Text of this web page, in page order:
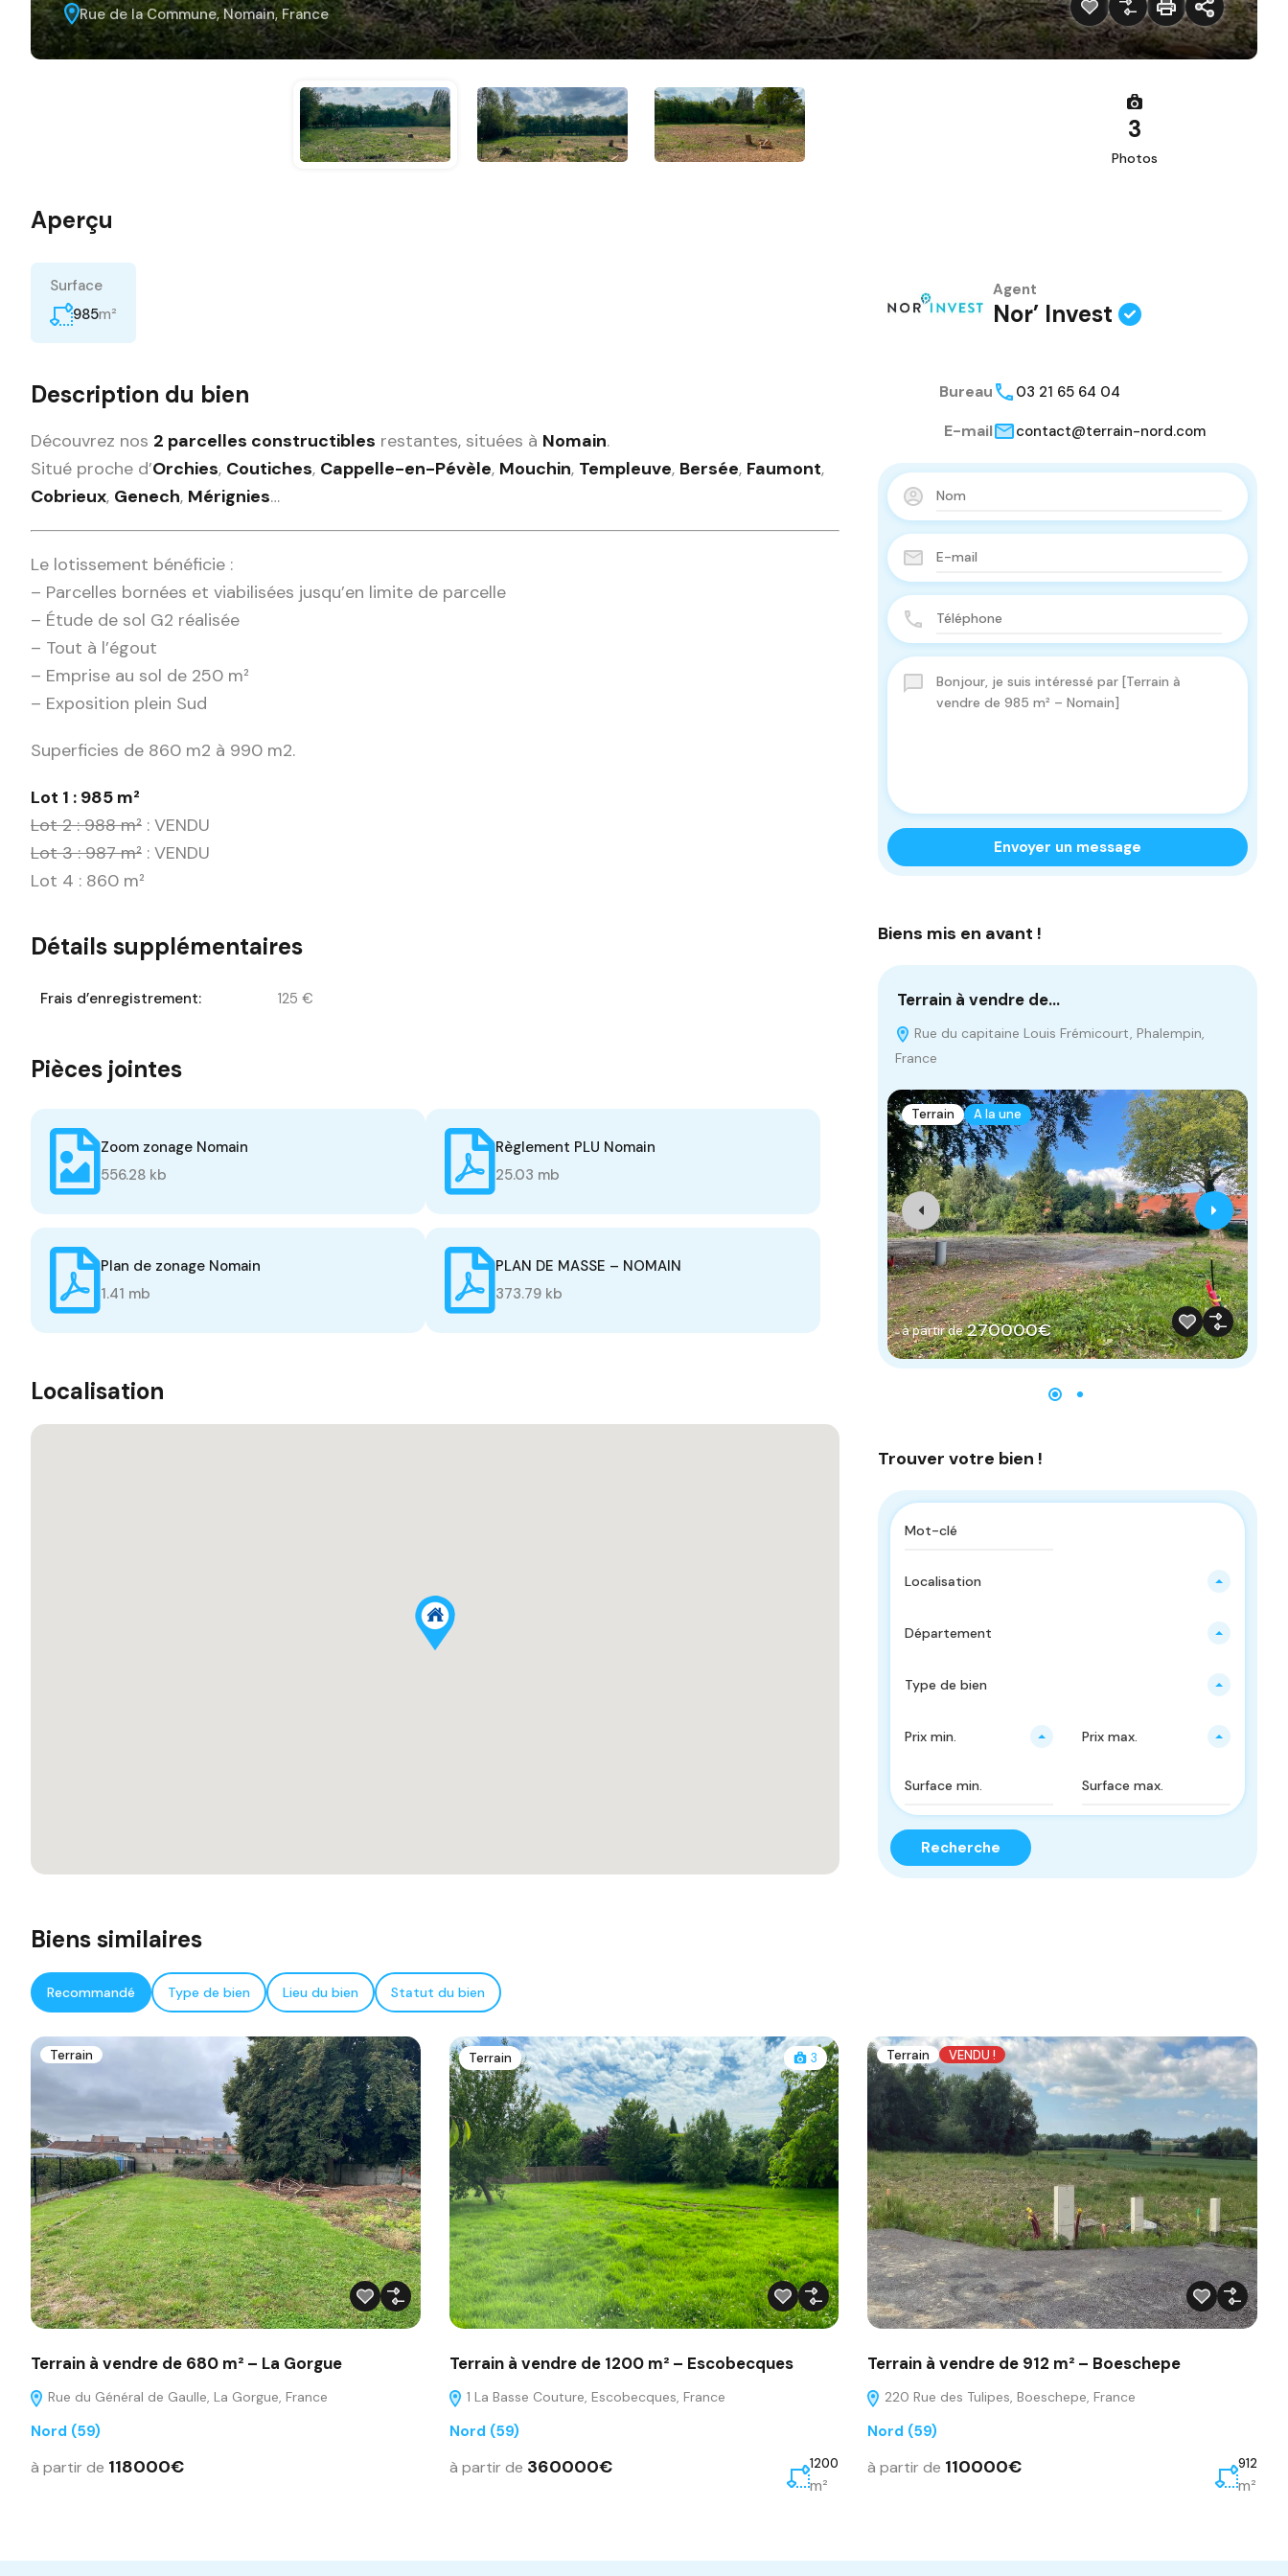
Rue de la Commune, Nomain, France
3
Photos
Aperçu
Surface
985m²
Description du bien
Découvrez nos 2 parcelles constructibles restantes, situées à Nomain.
Situé proche d’Orchies, Coutiches, Cappelle-en-Pévèle, Mouchin, Templeuve, Bersée, Faumont,
Cobrieux, Genech, Mérignies…
Le lotissement bénéficie :
– Parcelles bornées et viabilisées jusqu’en limite de parcelle
– Étude de sol G2 réalisée
– Tout à l’égout
– Emprise au sol de 250 m²
– Exposition plein Sud
Superficies de 860 m2 à 990 m2.
Lot 1 : 985 m²
Lot 2 : 988 m² : VENDU
Lot 3 : 987 m² : VENDU
Lot 4 : 860 m²
Détails supplémentaires
Frais d’enregistrement: 125 €
Pièces jointes
Zoom zonage Nomain
556.28 kb
Règlement PLU Nomain
25.03 mb
Plan de zonage Nomain
1.41 mb
PLAN DE MASSE – NOMAIN
373.79 kb
Localisation
Agent
Nor’ Invest
Bureau 03 21 65 64 04
E-mail contact@terrain-nord.com
Envoyer un message
Biens mis en avant !
Terrain à vendre de…
Rue du capitaine Louis Frémicourt, Phalempin,
France
Terrain A la une
à partir de 270000€
Trouver votre bien !
Localisation
Département
Type de bien
Prix ​​min. Prix ​​max.
Recherche
Biens similaires
Recommandé Type de bien Lieu du bien Statut du bien
Terrain
Terrain à vendre de 680 m² – La Gorgue
Rue du Général de Gaulle, La Gorgue, France
Nord (59)
à partir de 118000€
Terrain 3
Terrain à vendre de 1200 m² – Escobecques
1 La Basse Couture, Escobecques, France
Nord (59)
à partir de 360000€ 1200
m²
Terrain VENDU !
Terrain à vendre de 912 m² – Boeschepe
220 Rue des Tulipes, Boeschepe, France
Nord (59)
à partir de 110000€ 912
m²